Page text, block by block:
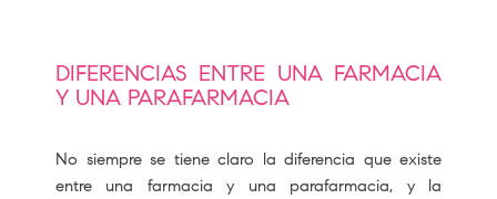
DIFERENCIAS ENTRE UNA FARMACIA
Y UNA PARAFARMACIA
No siempre se tiene claro la diferencia que existe
entre una farmacia y una parafarmacia, y la